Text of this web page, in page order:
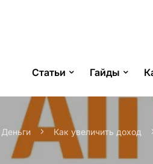
Статьи Гайды
Деньги Как увеличить доход